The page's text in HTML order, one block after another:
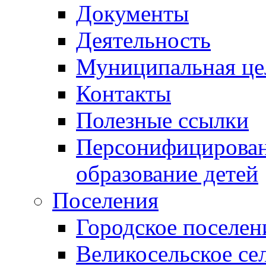
Документы
Деятельность
Муниципальная
Контакты
Полезные ссылки
образование детей
Поселения
Городское
Великосельское